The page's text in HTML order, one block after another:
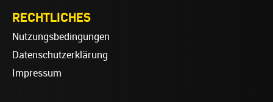
RECHTLICHES
Nutzungsbedingungen
Datenschutzerklärung
Impressum